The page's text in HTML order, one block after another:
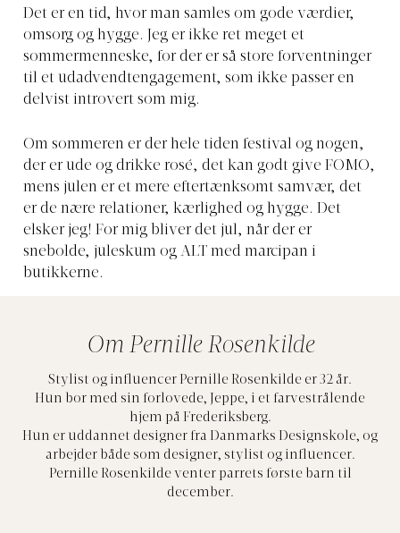
Det er en tid, hvor man samles om gode værdier,
omsorg og hygge. Jeg er ikke ret meget et
sommermenneske, for der er så store forventninger
til et udadvendtengagement, som ikke passer en
delvist introvert som mig.
Om sommeren er der hele tiden festival og nogen,
der er ude og drikke rosé, det kan godt give FOMO,
mens julen er et mere eftertænksomt samvær, det
er de nære relationer, kærlighed og hygge. Det
elsker jeg! For mig bliver det jul, når der er
snebolde, juleskum og ALT med marcipan i
butikkerne.
Om Pernille Rosenkilde
Stylist og influencer Pernille Rosenkilde er 32 år.
Hun bor med sin forlovede, Jeppe, i et farvestrålende
hjem på Frederiksberg.
Hun er uddannet designer fra Danmarks Designskole, og
arbejder både som designer, stylist og influencer.
Pernille Rosenkilde venter parrets første barn til
december.